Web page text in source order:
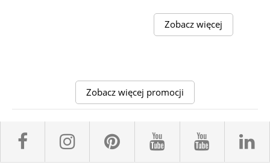
Zobacz więcej
Zobacz więcej promocji
facebook sklepyBELPOL
instagram
pinterestyoutube